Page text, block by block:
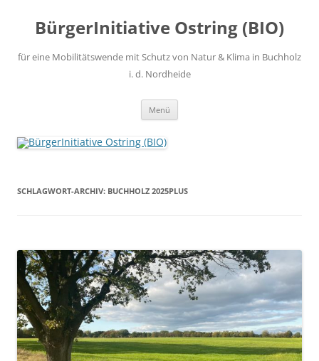
springen
BürgerInitiative Ostring (BIO)
für eine Mobilitätswende mit Schutz von Natur & Klima in Buchholz
i. d. Nordheide
Menü
SCHLAGWORT-ARCHIV: BUCHHOLZ 2025PLUS